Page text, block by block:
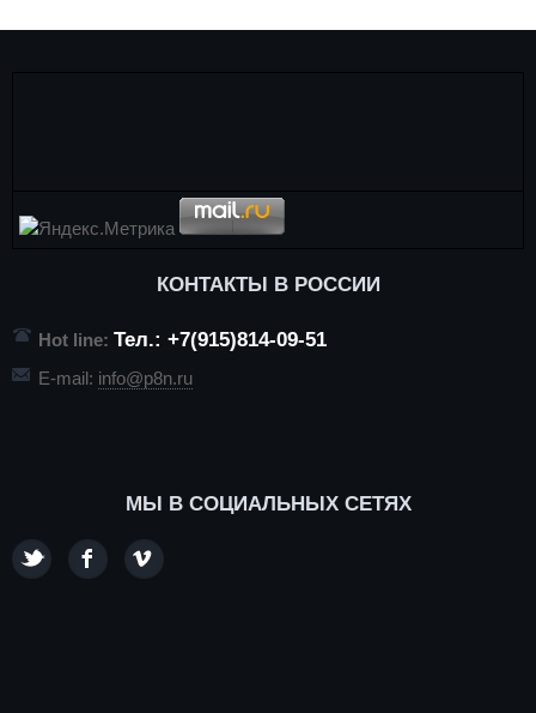
КОНТАКТЫ В РОССИИ
Hot line: Тел.: +7(915)814-09-51
E-mail: info@p8n.ru
МЫ В СОЦИАЛЬНЫХ СЕТЯХ